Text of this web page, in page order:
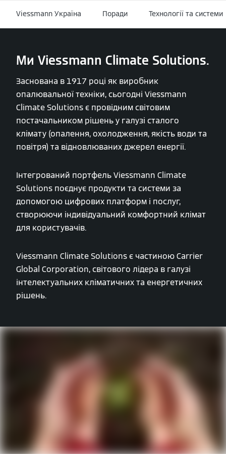
Viessmann Україна Поради Технології та системи
Ми Viessmann Climate Solutions.
Заснована в 1917 році як виробник
опалювальної техніки, сьогодні Viessmann
Climate Solutions є провідним світовим
постачальником рішень у галузі сталого
клімату (опалення, охолодження, якість води та
повітря) та відновлюваних джерел енергії.
Інтегрований портфель Viessmann Climate
Solutions поєднує продукти та системи за
допомогою цифрових платформ і послуг,
створюючи індивідуальний комфортний клімат
для користувачів.
Viessmann Climate Solutions є частиною Carrier
Global Corporation, світового лідера в галузі
інтелектуальних кліматичних та енергетичних
рішень.